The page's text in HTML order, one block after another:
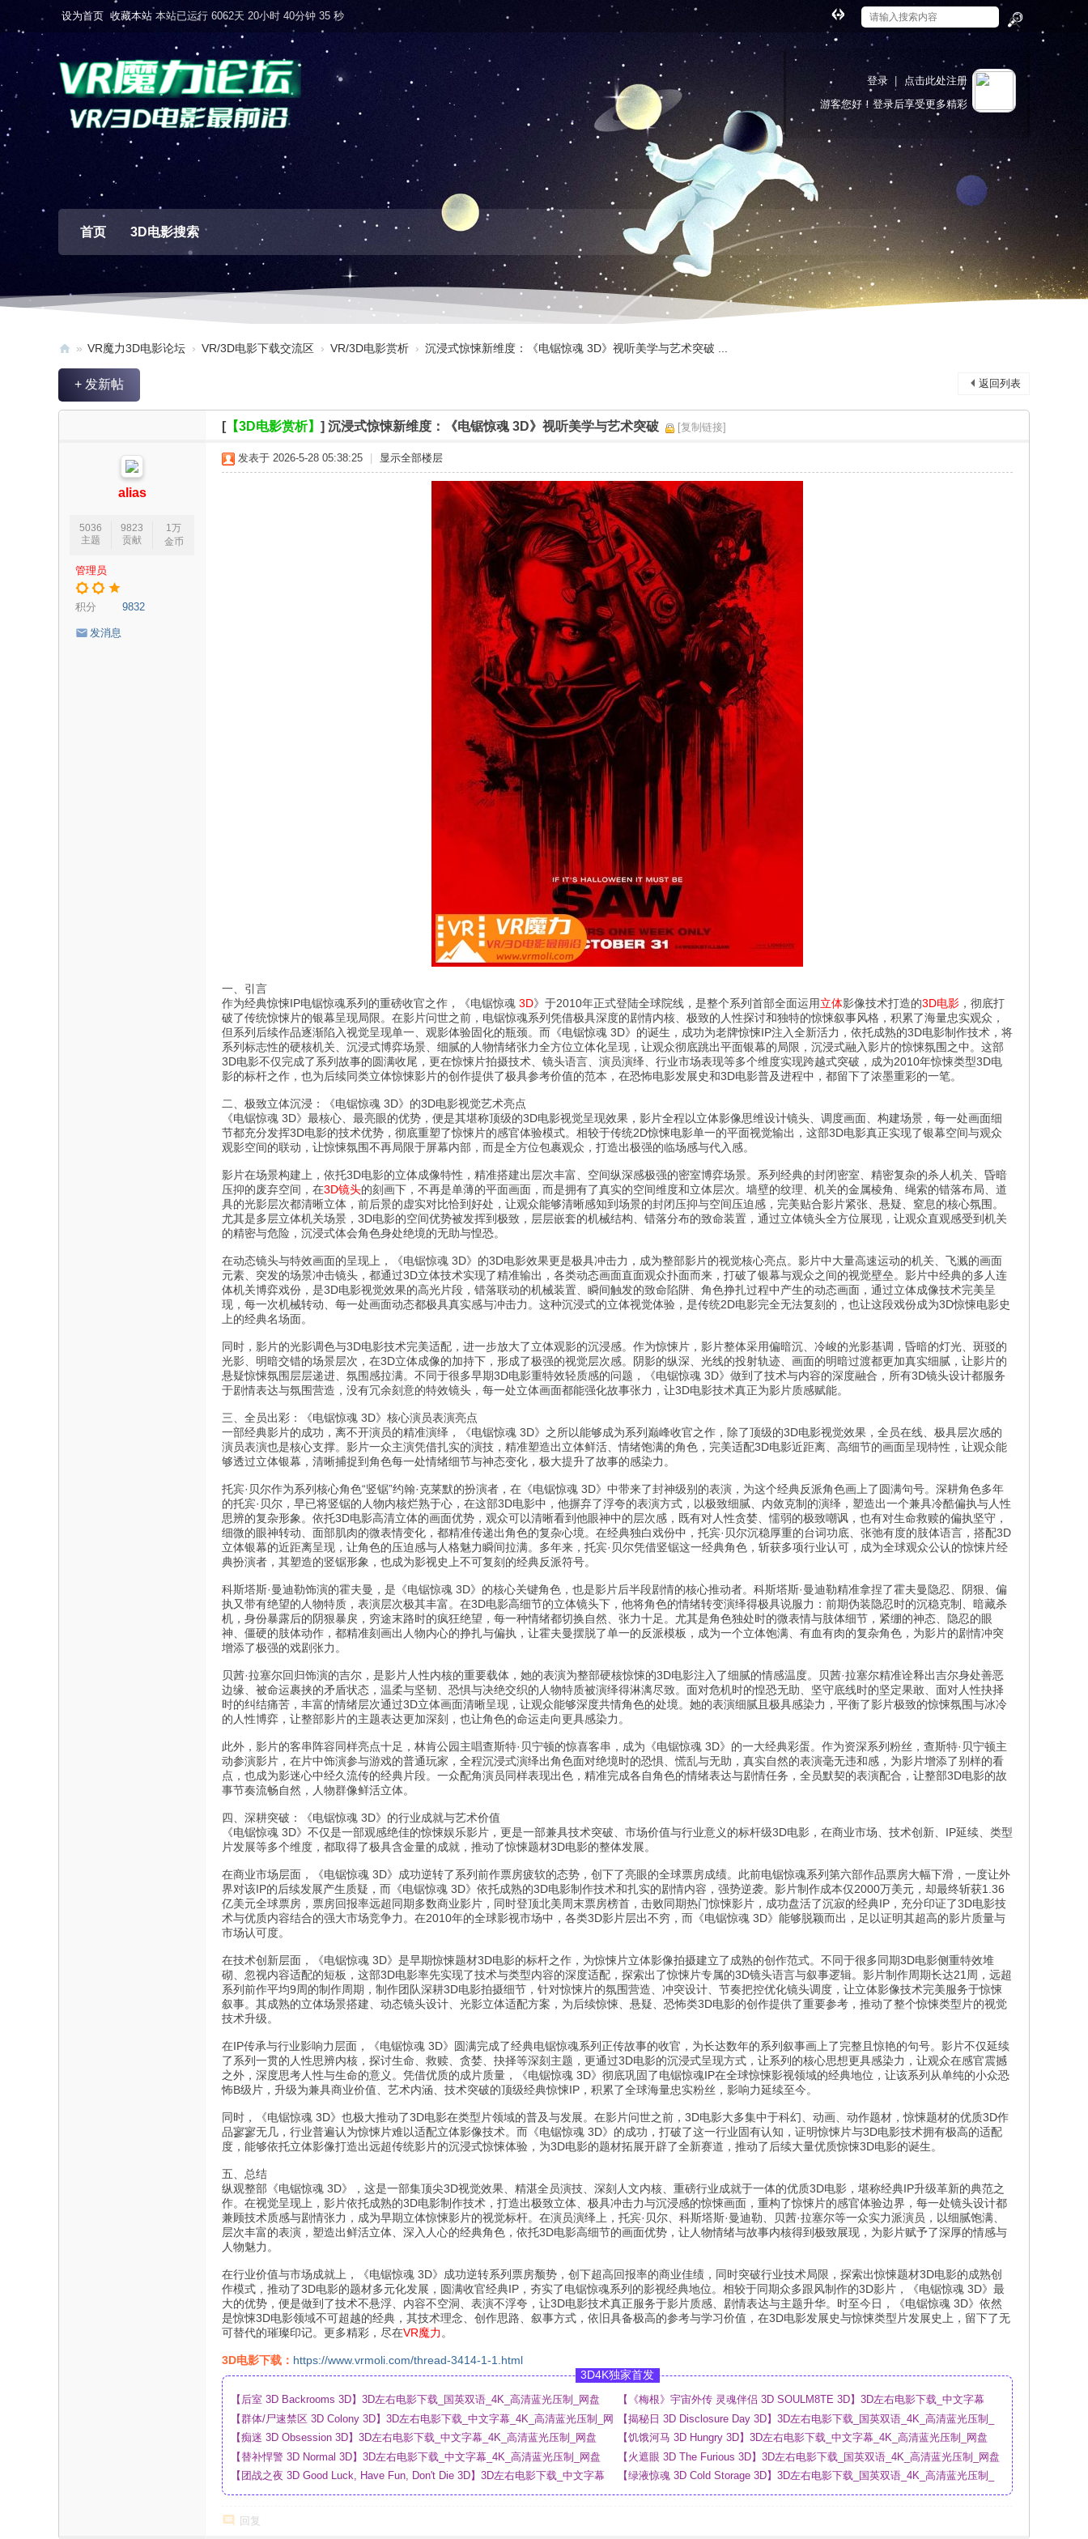
设为首页 收藏本站 本站已运行 6062天 20小时 40分钟 37 秒
索
切
换
宽
版
登录
点击此处注册
游客您好！登录后享受更多精彩
首页 3D电影搜索
V
» VR魔力3D电影论坛 › VR/3D电影下载交流区 › VR/3D电影赏析 › 沉浸式惊悚新维度：《电锯惊魂 3D》视听美学与艺术突破 ...
返回列表
+ 发新帖
[【3D电影赏析】 ] 沉浸式惊悚新维度：《电锯惊魂 3D》视听美学与艺术突破 [复制链接]
alias
5036
主题
9823
贡献
1万
金币
管理员
积分 9832
发消息
发表于 2026-5-28 05:38:25 显示全部楼层
一、引言
作为经典惊悚IP电锯惊魂系列的重磅收官之作，《电锯惊魂 3D》于2010年正式登陆全球院线，是整个系列首部全面运用立体影像技术打造的3D电影 ，彻底打
破了传统惊悚片的银幕呈现局限。在影片问世之前，电锯惊魂系列凭借极具深度的剧情内核、极致的人性探讨和独特的惊悚叙事风格，积累了海量忠实观众，
但系列后续作品逐渐陷入视觉呈现单一、观影体验固化的瓶颈。而《电锯惊魂 3D》的诞生，成功为老牌惊悚IP注入全新活力，依托成熟的3D电影制作技术，将
系列标志性的硬核机关、沉浸式博弈场景、细腻的人物情绪张力全方位立体化呈现，让观众彻底跳出平面银幕的局限，沉浸式融入影片的惊悚氛围之中。这部
3D电影不仅完成了系列故事的圆满收尾，更在惊悚片拍摄技术、镜头语言、演员演绎、行业市场表现等多个维度实现跨越式突破，成为2010年惊悚类型3D电
影的标杆之作，也为后续同类立体惊悚影片的创作提供了极具参考价值的范本，在恐怖电影发展史和3D电影普及进程中，都留下了浓墨重彩的一笔。
二、极致立体沉浸：《电锯惊魂 3D》的3D电影视觉艺术亮点
《电锯惊魂 3D》最核心、最亮眼的优势，便是其堪称顶级的3D电影视觉呈现效果，影片全程以立体影像思维设计镜头、调度画面、构建场景，每一处画面细
节都充分发挥3D电影的技术优势，彻底重塑了惊悚片的感官体验模式。相较于传统2D惊悚电影单一的平面视觉输出，这部3D电影真正实现了银幕空间与观众
观影空间的联动，让惊悚氛围不再局限于屏幕内部，而是全方位包裹观众，打造出极强的临场感与代入感。
影片在场景构建上，依托3D电影的立体成像特性，精准搭建出层次丰富、空间纵深感极强的密室博弈场景。系列经典的封闭密室、精密复杂的杀人机关、昏暗
压抑的废弃空间，在3D镜头的刻画下，不再是单薄的平面画面，而是拥有了真实的空间维度和立体层次。墙壁的纹理、机关的金属棱角、绳索的错落布局、道
具的光影层次都清晰立体，前后景的虚实对比恰到好处，让观众能够清晰感知到场景的封闭压抑与空间压迫感，完美贴合影片紧张、悬疑、窒息的核心氛围。
尤其是多层立体机关场景，3D电影的空间优势被发挥到极致，层层嵌套的机械结构、错落分布的致命装置，通过立体镜头全方位展现，让观众直观感受到机关
的精密与危险，沉浸式体会角色身处绝境的无助与惶恐。
在动态镜头与特效画面的呈现上，《电锯惊魂 3D》的3D电影效果更是极具冲击力，成为整部影片的视觉核心亮点。影片中大量高速运动的机关、飞溅的画面
元素、突发的场景冲击镜头，都通过3D立体技术实现了精准输出，各类动态画面直面观众扑面而来，打破了银幕与观众之间的视觉壁垒。影片中经典的多人连
体机关博弈戏份，是3D电影视觉效果的高光片段，错落联动的机械装置、瞬间触发的致命陷阱、角色挣扎过程中产生的动态画面，通过立体成像技术完美呈
现，每一次机械转动、每一处画面动态都极具真实感与冲击力。这种沉浸式的立体视觉体验，是传统2D电影完全无法复刻的，也让这段戏份成为3D惊悚电影史
上的经典名场面。
同时，影片的光影调色与3D电影技术完美适配，进一步放大了立体观影的沉浸感。作为惊悚片，影片整体采用偏暗沉、冷峻的光影基调，昏暗的灯光、斑驳的
光影、明暗交错的场景层次，在3D立体成像的加持下，形成了极强的视觉层次感。阴影的纵深、光线的投射轨迹、画面的明暗过渡都更加真实细腻，让影片的
悬疑惊悚氛围层层递进、氛围感拉满。不同于很多早期3D电影重特效轻质感的问题，《电锯惊魂 3D》做到了技术与内容的深度融合，所有3D镜头设计都服务
于剧情表达与氛围营造，没有冗余刻意的特效镜头，每一处立体画面都能强化故事张力，让3D电影技术真正为影片质感赋能。
三、全员出彩：《电锯惊魂 3D》核心演员表演亮点
一部经典影片的成功，离不开演员的精准演绎，《电锯惊魂 3D》之所以能够成为系列巅峰收官之作，除了顶级的3D电影视觉效果，全员在线、极具层次感的
演员表演也是核心支撑。影片一众主演凭借扎实的演技，精准塑造出立体鲜活、情绪饱满的角色，完美适配3D电影近距离、高细节的画面呈现特性，让观众能
够透过立体银幕，清晰捕捉到角色每一处情绪细节与神态变化，极大提升了故事的感染力。
托宾·贝尔作为系列核心角色“竖锯”约翰·克莱默的扮演者，在《电锯惊魂 3D》中带来了封神级别的表演，为这个经典反派角色画上了圆满句号。深耕角色多年
的托宾·贝尔，早已将竖锯的人物内核烂熟于心，在这部3D电影中，他摒弃了浮夸的表演方式，以极致细腻、内敛克制的演绎，塑造出一个兼具冷酷偏执与人性
思辨的复杂形象。依托3D电影高清立体的画面优势，观众可以清晰看到他眼神中的层次感，既有对人性贪婪、懦弱的极致嘲讽，也有对生命救赎的偏执坚守，
细微的眼神转动、面部肌肉的微表情变化，都精准传递出角色的复杂心境。在经典独白戏份中，托宾·贝尔沉稳厚重的台词功底、张弛有度的肢体语言，搭配3D
立体银幕的近距离呈现，让角色的压迫感与人格魅力瞬间拉满。多年来，托宾·贝尔凭借竖锯这一经典角色，斩获多项行业认可，成为全球观众公认的惊悚片经
典扮演者，其塑造的竖锯形象，也成为影视史上不可复刻的经典反派符号。
科斯塔斯·曼迪勒饰演的霍夫曼，是《电锯惊魂 3D》的核心关键角色，也是影片后半段剧情的核心推动者。科斯塔斯·曼迪勒精准拿捏了霍夫曼隐忍、阴狠、偏
执又带有绝望的人物特质，表演层次极其丰富。在3D电影高细节的立体镜头下，他将角色的情绪转变演绎得极具说服力：前期伪装隐忍时的沉稳克制、暗藏杀
机，身份暴露后的阴狠暴戾，穷途末路时的疯狂绝望，每一种情绪都切换自然、张力十足。尤其是角色独处时的微表情与肢体细节，紧绷的神态、隐忍的眼
神、僵硬的肢体动作，都精准刻画出人物内心的挣扎与偏执，让霍夫曼摆脱了单一的反派模板，成为一个立体饱满、有血有肉的复杂角色，为影片的剧情冲突
增添了极强的戏剧张力。
贝茜·拉塞尔回归饰演的吉尔，是影片人性内核的重要载体，她的表演为整部硬核惊悚的3D电影注入了细腻的情感温度。贝茜·拉塞尔精准诠释出吉尔身处善恶
边缘、被命运裹挟的矛盾状态，温柔与坚韧、恐惧与决绝交织的人物特质被演绎得淋漓尽致。面对危机时的惶恐无助、坚守底线时的坚定果敢、面对人性抉择
时的纠结痛苦，丰富的情绪层次通过3D立体画面清晰呈现，让观众能够深度共情角色的处境。她的表演细腻且极具感染力，平衡了影片极致的惊悚氛围与冰冷
的人性博弈，让整部影片的主题表达更加深刻，也让角色的命运走向更具感染力。
此外，影片的客串阵容同样亮点十足，林肯公园主唱查斯特·贝宁顿的惊喜客串，成为《电锯惊魂 3D》的一大经典彩蛋。作为资深系列粉丝，查斯特·贝宁顿主
动参演影片，在片中饰演参与游戏的普通玩家，全程沉浸式演绎出角色面对绝境时的恐惧、慌乱与无助，真实自然的表演毫无违和感，为影片增添了别样的看
点，也成为影迷心中经久流传的经典片段。一众配角演员同样表现出色，精准完成各自角色的情绪表达与剧情任务，全员默契的表演配合，让整部3D电影的故
事节奏流畅自然，人物群像鲜活立体。
四、深耕突破：《电锯惊魂 3D》的行业成就与艺术价值
《电锯惊魂 3D》不仅是一部观感绝佳的惊悚娱乐影片，更是一部兼具技术突破、市场价值与行业意义的标杆级3D电影，在商业市场、技术创新、IP延续、类型
片发展等多个维度，都取得了极具含金量的成就，推动了惊悚题材3D电影的整体发展。
在商业市场层面，《电锯惊魂 3D》成功逆转了系列前作票房疲软的态势，创下了亮眼的全球票房成绩。此前电锯惊魂系列第六部作品票房大幅下滑，一度让外
界对该IP的后续发展产生质疑，而《电锯惊魂 3D》依托成熟的3D电影制作技术和扎实的剧情内容，强势逆袭。影片制作成本仅2000万美元，却最终斩获1.36
亿美元全球票房，票房回报率远超同期多数商业影片，同时登顶北美周末票房榜首，击败同期热门惊悚影片，成功盘活了沉寂的经典IP，充分印证了3D电影技
术与优质内容结合的强大市场竞争力。在2010年的全球影视市场中，各类3D影片层出不穷，而《电锯惊魂 3D》能够脱颖而出，足以证明其超高的影片质量与
市场认可度。
在技术创新层面，《电锯惊魂 3D》是早期惊悚题材3D电影的标杆之作，为惊悚片立体影像拍摄建立了成熟的创作范式。不同于很多同期3D电影侧重特效堆
砌、忽视内容适配的短板，这部3D电影率先实现了技术与类型内容的深度适配，探索出了惊悚片专属的3D镜头语言与叙事逻辑。影片制作周期长达21周，远超
系列前作平均9周的制作周期，制作团队深耕3D电影拍摄细节，针对惊悚片的氛围营造、冲突设计、节奏把控优化镜头调度，让立体影像技术完美服务于惊悚
叙事。其成熟的立体场景搭建、动态镜头设计、光影立体适配方案，为后续惊悚、悬疑、恐怖类3D电影的创作提供了重要参考，推动了整个惊悚类型片的视觉
技术升级。
在IP传承与行业影响力层面，《电锯惊魂 3D》圆满完成了经典电锯惊魂系列正传故事的收官，为长达数年的系列叙事画上了完整且惊艳的句号。影片不仅延续
了系列一贯的人性思辨内核，探讨生命、救赎、贪婪、抉择等深刻主题，更通过3D电影的沉浸式呈现方式，让系列的核心思想更具感染力，让观众在感官震撼
之外，深度思考人性与生命的意义。凭借优质的成片质量，《电锯惊魂 3D》彻底巩固了电锯惊魂IP在全球惊悚影视领域的经典地位，让该系列从单纯的小众恐
怖B级片，升级为兼具商业价值、艺术内涵、技术突破的顶级经典惊悚IP，积累了全球海量忠实粉丝，影响力延续至今。
同时，《电锯惊魂 3D》也极大推动了3D电影在类型片领域的普及与发展。在影片问世之前，3D电影大多集中于科幻、动画、动作题材，惊悚题材的优质3D作
品寥寥无几，行业普遍认为惊悚片难以适配立体影像技术。而《电锯惊魂 3D》的成功，打破了这一行业固有认知，证明惊悚片与3D电影技术拥有极高的适配
度，能够依托立体影像打造出远超传统影片的沉浸式惊悚体验，为3D电影的题材拓展开辟了全新赛道，推动了后续大量优质惊悚3D电影的诞生。
五、总结
纵观整部《电锯惊魂 3D》，这是一部集顶尖3D视觉效果、精湛全员演技、深刻人文内核、重磅行业成就于一体的优质3D电影，堪称经典IP升级革新的典范之
作。在视觉呈现上，影片依托成熟的3D电影制作技术，打造出极致立体、极具冲击力与沉浸感的惊悚画面，重构了惊悚片的感官体验边界，每一处镜头设计都
兼顾技术质感与剧情张力，成为早期立体惊悚影片的视觉标杆。在演员演绎上，托宾·贝尔、科斯塔斯·曼迪勒、贝茜·拉塞尔等一众实力派演员，以细腻饱满、
层次丰富的表演，塑造出鲜活立体、深入人心的经典角色，依托3D电影高细节的画面优势，让人物情绪与故事内核得到极致展现，为影片赋予了深厚的情感与
人物魅力。
在行业价值与市场成就上，《电锯惊魂 3D》成功逆转系列票房颓势，创下超高回报率的商业佳绩，同时突破行业技术局限，探索出惊悚题材3D电影的成熟创
作模式，推动了3D电影的题材多元化发展，圆满收官经典IP，夯实了电锯惊魂系列的影视经典地位。相较于同期众多跟风制作的3D影片，《电锯惊魂 3D》最
大的优势，便是做到了技术不悬浮、内容不空洞、表演不浮夸，让3D电影技术真正服务于影片质感、剧情表达与主题升华。时至今日，《电锯惊魂 3D》依然
是惊悚3D电影领域不可超越的经典，其技术理念、创作思路、叙事方式，依旧具备极高的参考与学习价值，在3D电影发展史与惊悚类型片发展史上，留下了无
可替代的璀璨印记。更多精彩，尽在VR魔力 。
3D电影下载： https://www.vrmoli.com/thread-3414-1-1.html
3D4K独家首发
【后室 3D Backrooms 3D】3D左右电影下载_国英双语_4K_高清蓝光压制_网盘
【《梅根》宇宙外传 灵魂伴侣 3D SOULM8TE 3D】3D左右电影下载_中文字幕
_4K_高清蓝光压制_网盘
【群体/尸速禁区 3D Colony 3D】3D左右电影下载_中文字幕_4K_高清蓝光压制_网
盘
【揭秘日 3D Disclosure Day 3D】3D左右电影下载_国英双语_4K_高清蓝光压制_
网盘
【痴迷 3D Obsession 3D】3D左右电影下载_中文字幕_4K_高清蓝光压制_网盘
【饥饿河马 3D Hungry 3D】3D左右电影下载_中文字幕_4K_高清蓝光压制_网盘
【替补悍警 3D Normal 3D】3D左右电影下载_中文字幕_4K_高清蓝光压制_网盘
【火遮眼 3D The Furious 3D】3D左右电影下载_国英双语_4K_高清蓝光压制_网盘
【团战之夜 3D Good Luck, Have Fun, Don't Die 3D】3D左右电影下载_中文字幕
【绿液惊魂 3D Cold Storage 3D】3D左右电影下载_国英双语_4K_高清蓝光压制_
回复